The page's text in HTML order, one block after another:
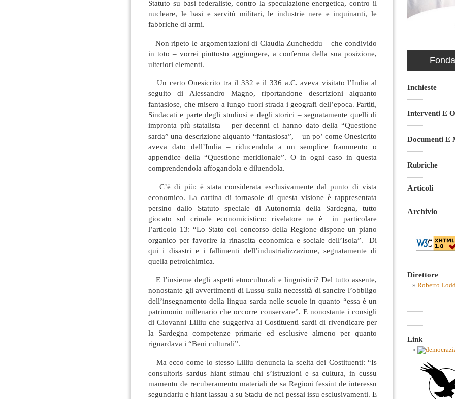
Statuto su basi federaliste, contro la speculazione energetica, contro il
nucleare, le basi e servitù militari, le industrie nere e inquinanti, le
fabbriche di armi.
Non ripeto le argomentazioni di Claudia Zuncheddu – che condivido
in toto – vorrei piuttosto aggiungere, a conferma della sua posizione,
ulteriori elementi.
Un certo Onesicrito tra il 332 e il 336 a.C. aveva visitato l’India al
seguito di Alessandro Magno, riportandone descrizioni alquanto
fantasiose, che misero a lungo fuori strada i geografi dell’epoca. Partiti,
Sindacati e parte degli studiosi e degli storici – segnatamente quelli di
impronta più statalista – per decenni ci hanno dato della “Questione
sarda” una descrizione alquanto “fantasiosa”, – un po’ come Onesicrito
aveva dato dell’India – riducendola a un semplice frammento o
appendice della “Questione meridionale”. O in ogni caso in questa
comprendendola affogandola e diluendola.
C’è di più: è stata considerata esclusivamente dal punto di vista
economico. La cartina di tornasole di questa visione è rappresentata
persino dallo Statuto speciale di Autonomia della Sardegna, tutto
giocato sul crinale economicistico: rivelatore ne è in particolare
l’articolo 13: “Lo Stato col concorso della Regione dispone un piano
organico per favorire la rinascita economica e sociale dell’Isola”. Di
qui i disastri e i fallimenti dell’industrializzazione, segnatamente di
quella petrolchimica.
E l’insieme degli aspetti etnoculturali e linguistici? Del tutto assente,
nonostante gli avvertimenti di Lussu sulla necessità di sancire l’obbligo
dell’insegnamento della lingua sarda nelle scuole in quanto “essa è un
patrimonio millenario che occorre conservare”. E nonostante i consigli
di Giovanni Lilliu che suggeriva ai Costituenti sardi di rivendicare per
la Sardegna competenze primarie ed esclusive almeno per quanto
riguardava i “Beni culturali”.
Ma ecco come lo stesso Lilliu denuncia la scelta dei Costituenti: “Is
consultoris sardus hiant stimau chi s’istruzioni e sa cultura, in cussu
mamentu de recuberamentu materiali de sa Regioni fessint de interessu
segundariu e hiant lassau a su Stadu de nci pessai issu esclusivamenti. E
Inchieste
Interventi E
Documenti E
Rubriche
Articoli
Archivio
Direttore
Roberto
Link